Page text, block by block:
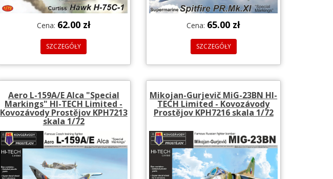
Cena: 62.00 zł
SZCZEGÓŁY
Cena: 65.00 zł
SZCZEGÓŁY
Aero L-159A/E Alca "Special
Markings" HI-TECH Limited -
Kovozávody Prostějov KPH7213
skala 1/72
Mikojan-Gurjevič MiG-23BN HI-
TECH Limited - Kovozávody
Prostějov KPH7216 skala 1/72